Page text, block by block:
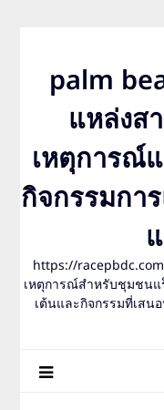
palm
แหล่งส
เหตุการณ์
กิจกรรมกา
https://
เหตุการณ์สำหรับชุมชน
เต้นและกิจกรรมที่เส